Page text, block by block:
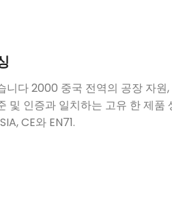
니다 2000 중국 전역의 공장 자원
및 인증과 일치하는 고유 한 제품
CE와 EN71.